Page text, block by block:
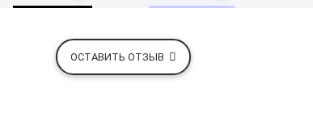
ОСТАВИТЬ ОТЗЫВ